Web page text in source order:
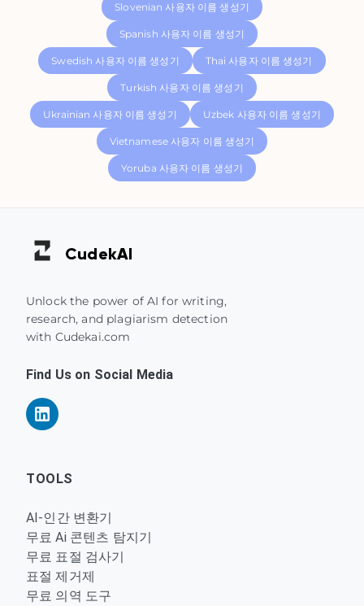
Slovenian 사용자 이름 생성기
Spanish 사용자 이름 생성기
Swedish 사용자 이름 생성기 Thai 사용자 이름 생성기
Turkish 사용자 이름 생성기
Ukrainian 사용자 이름 생성기 Uzbek 사용자 이름 생성기
Vietnamese 사용자 이름 생성기
Yoruba 사용자 이름 생성기
CudekAI
Unlock the power of AI for writing,
research, and plagiarism detection
with Cudekai.com
Find Us on Social Media
TOOLS
AI-인간 변환기
무료 Ai 콘텐츠 탐지기
무료 표절 검사기
표절 제거제
무료 의역 도구